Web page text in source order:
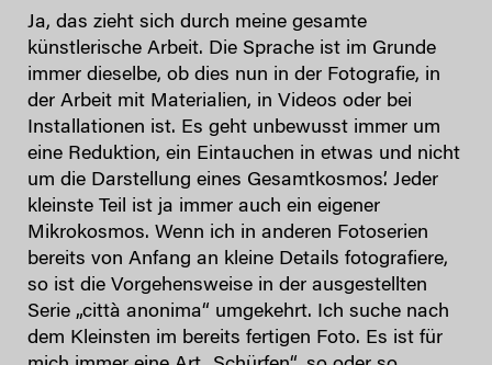
Ja, das zieht sich durch meine gesamte
künstlerische Arbeit. Die Sprache ist im Grunde
immer dieselbe, ob dies nun in der Fotografie, in
der Arbeit mit Materialien, in Videos oder bei
Installationen ist. Es geht unbewusst immer um
eine Reduktion, ein Eintauchen in etwas und nicht
um die Darstellung eines Gesamtkosmos’. Jeder
kleinste Teil ist ja immer auch ein eigener
Mikrokosmos. Wenn ich in anderen Fotoserien
bereits von Anfang an kleine Details fotografiere,
so ist die Vorgehensweise in der ausgestellten
Serie „città anonima“ umgekehrt. Ich suche nach
dem Kleinsten im bereits fertigen Foto. Es ist für